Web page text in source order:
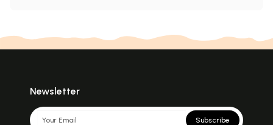
Newsletter
Subscribe